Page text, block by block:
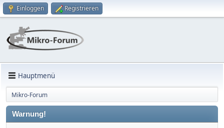
Einloggen Registrieren
Hauptmenü
Mikro-Forum
Warnung!